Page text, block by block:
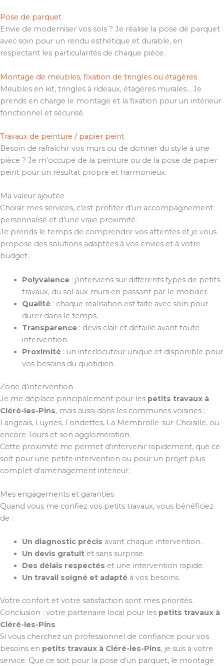
Pose de parquet
Envie de moderniser vos sols ? Je réalise la pose de parquet
avec soin pour un rendu esthétique et durable, en
respectant les particularités de chaque pièce.
Montage de meubles, fixation de tringles ou étagères
Meubles en kit, tringles à rideaux, étagères murales… Je
prends en charge le montage et la fixation pour un intérieur
fonctionnel et sécurisé.
Travaux de peinture / papier peint
Besoin de rafraîchir vos murs ou de donner du style à une
pièce ? Je m’occupe de la peinture ou de la pose de papier
peint pour un résultat propre et harmonieux.
Ma valeur ajoutée
Choisir mes services, c’est profiter d’un accompagnement
personnalisé et d’une vraie proximité.
Je prends le temps de comprendre vos attentes et je vous
propose des solutions adaptées à vos envies et à votre
budget.
Polyvalence: j’interviens sur différents types de petits
travaux, du sol aux murs en passant par le mobilier.
Qualité: chaque réalisation est faite avec soin pour
durer dans le temps.
Transparence: devis clair et détaillé avant toute
intervention.
Proximité: un interlocuteur unique et disponible pour
vos besoins du quotidien.
Zone d’intervention
Je me déplace principalement pour les petits travaux à
Cléré-les-Pins, mais aussi dans les communes voisines :
Langeais, Luynes, Fondettes, La Membrolle-sur-Choisille, ou
encore Tours et son agglomération.
Cette proximité me permet d’intervenir rapidement, que ce
soit pour une petite intervention ou pour un projet plus
complet d’aménagement intérieur.
Mes engagements et garanties
Quand vous me confiez vos petits travaux, vous bénéficiez
de :
Un diagnostic précis avant chaque intervention.
Un devis gratuitet sans surprise.
Des délais respectés et une intervention rapide.
Un travail soigné et adaptéà vos besoins.
Votre confort et votre satisfaction sont mes priorités.
Conclusion : votre partenaire local pour les petits travaux à
Cléré-les-Pins
Si vous cherchez un professionnel de confiance pour vos
besoins en petits travaux à Cléré-les-Pins, je suis à votre
service. Que ce soit pour la pose d’un parquet, le montage